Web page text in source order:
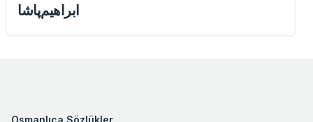
ابراهیم‌پاشا
Osmanlıca Sözlükler